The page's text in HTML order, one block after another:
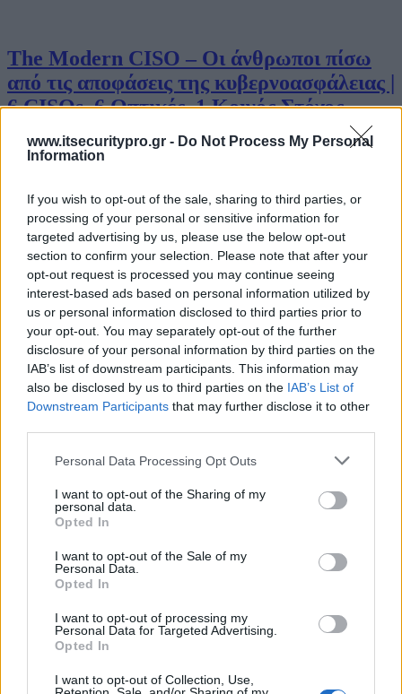
www.itsecuritypro.gr - Do Not Process My Personal
Information
If you wish to opt-out of the sale, sharing to third parties, or
processing of your personal or sensitive information for
targeted advertising by us, please use the below opt-out
section to confirm your selection. Please note that after your
opt-out request is processed you may continue seeing
interest-based ads based on personal information utilized by
us or personal information disclosed to third parties prior to
your opt-out. You may separately opt-out of the further
disclosure of your personal information by third parties on the
IAB’s list of downstream participants. This information may
also be disclosed by us to third parties on the IAB’s List of
Downstream Participants that may further disclose it to other
Personal Data Processing Opt Outs
I want to opt-out of the Sharing of my
personal data.
Opted In
I want to opt-out of the Sale of my
Personal Data.
Opted In
I want to opt-out of processing my
Personal Data for Targeted Advertising.
Opted In
I want to opt-out of Collection, Use,
The Modern CISO – Οι άνθρωποι πίσω
από τις αποφάσεις της κυβερνοασφάλειας |
6 CISOs, 6 Οπτικές, 1 Κοινός Στόχος
μετά τη NIS2 – Τι πρέπει να γνωρίζει ο
CISO
Η μεταμόρφωση του CISO για τις
ανάγκες του σήμερα
Ο σύγχρονος CISO δεν επιλέγει προϊόντα.
Επιλέγει οικοσυστήματα.
Η Εξέλιξη του CISO σε Επιχειρησιακό
Ηγέτη
“Become a CISO”, they said…
Ο Σύγχρονος CISO: Από Τεχνικός
Business IT
ΑΡΧΕΙΟ ΠΕΡΙΟΔΙΚΩΝ